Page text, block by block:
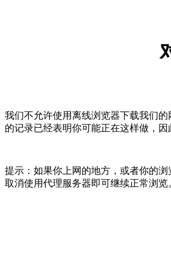
我们不允许使用离线浏览器下载我们
的记录已经表明你可能正在这样做，
提示：如果你上网的地方，或者你的
取消使用代理服务器即可继续正常浏览